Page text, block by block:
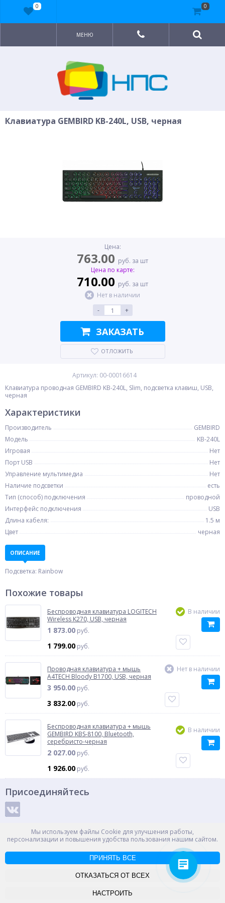
МЕНЮ
Клавиатура GEMBIRD KB-240L, USB, черная
Цена:
763.00 руб. за шт
Цена по карте:
710.00 руб. за шт
Нет в наличии
-
+
ЗАКАЗАТЬ
ОТЛОЖИТЬ
Артикул: 00-00016614
Клавиатура проводная GEMBIRD KB-240L, Slim, подсветка клавиш, USB,
черная
Характеристики
Производитель
GEMBIRD
Модель
KB-240L
Игровая
Нет
Порт USB
Нет
Управление мультимедиа
Нет
Наличие подсветки
есть
Тип (способ) подключения
проводной
Интерфейс подключения
USB
Длина кабеля:
1.5 м
Цвет
черная
ОПИСАНИЕ
Подсветка: Rainbow
Похожие товары
Беспроводная клавиатура LOGITECH
Wireless K270, USB, черная
1 873.00 руб.
1 799.00 руб.
В наличии
Проводная клавиатура + мышь
A4TECH Bloody B1700, USB, черная
3 950.00 руб.
3 832.00 руб.
Нет в наличии
Беспроводная клавиатура + мышь
GEMBIRD KBS-8100, Bluetooth,
серебристо-черная
2 027.00 руб.
1 926.00 руб.
В наличии
Мы используем файлы Cookie для улучшения работы,
персонализации и повышения удобства пользования нашим сайтом.
ПРИНЯТЬ ВСЕ
ОТКАЗАТЬСЯ ОТ ВСЕХ
НАСТРОИТЬ
Присоединяйтесь
Способы оплаты
Россия, Великий Новгород, пр. Александра Корсунова 14А
0 0